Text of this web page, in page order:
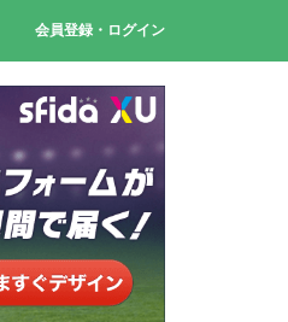
会員登録・ログイン